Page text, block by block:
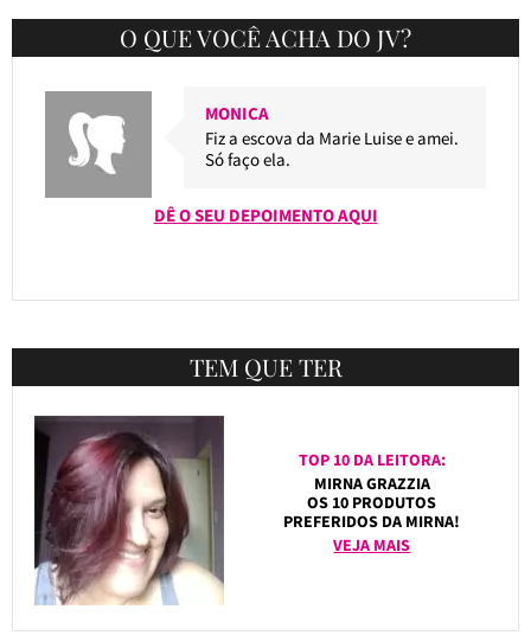
O QUE VOCÊ ACHA DO JV?
MONICA
Fiz a escova da Marie Luise e amei.
Só faço ela.
DÊ O SEU DEPOIMENTO AQUI
TEM QUE TER
TOP 10 DA LEITORA:
MIRNA GRAZZIA
OS 10 PRODUTOS
PREFERIDOS DA MIRNA!
VEJA MAIS